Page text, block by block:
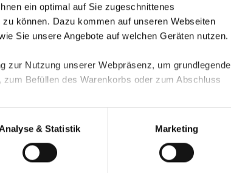
ein optimal auf Sie zugeschnittenes
können. Dazu kommen auf unseren Webseiten
Sie unsere Angebote auf welchen Geräten nutzen.
zur Nutzung unserer Webpräsenz, um grundlegende
Befüllen des Warenkorbs oder zum Abschluss
Ihres Nutzerverhaltens und Ihres Profils
Optimierung unserer Webpräsenz speichern wir
Form an Dritte wie etwa unsere
Analyse & Statistik Marketing
Weniger Details